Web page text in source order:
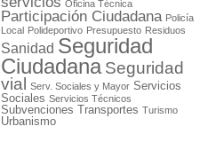
Oficina Técnica
Participación Ciudadana Policía
Local Polideportivo Presupuesto Residuos
Sanidad Seguridad
Ciudadana Seguridad
vial
Serv. Sociales y Mayor Servicios
Sociales Servicios Técnicos
Subvenciones Transportes Turismo
Urbanismo